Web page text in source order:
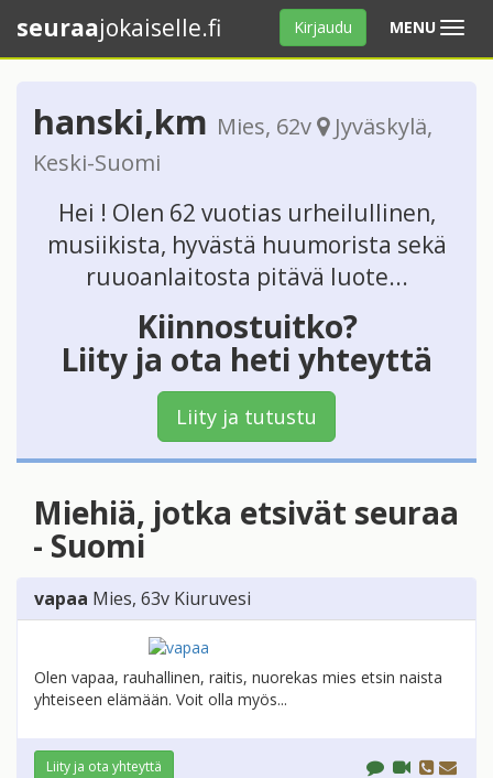
MENU Avaa
valikko
seuraajokaiselle.fi Kirjaudu
hanski,km Mies, 62v Jyväskylä,
Keski-Suomi
Hei ! Olen 62 vuotias urheilullinen,
musiikista, hyvästä huumorista sekä
ruuoanlaitosta pitävä luote...
Kiinnostuitko?
Liity ja ota heti yhteyttä
Liity ja tutustu
Miehiä, jotka etsivät seuraa
- Suomi
vapaa Mies, 63v Kiuruvesi
Olen vapaa, rauhallinen, raitis, nuorekas mies etsin naista
yhteiseen elämään. Voit olla myös...
Liity ja ota yhteyttä